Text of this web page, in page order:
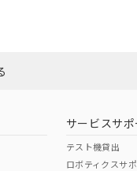
サービスサポ
テスト機貸出
ロボティクスサ